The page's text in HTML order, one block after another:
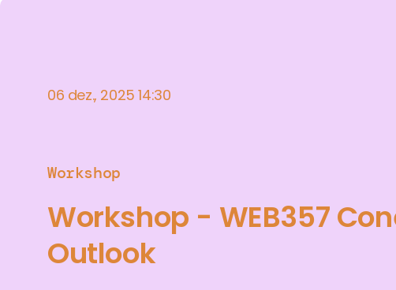
06 dez., 2025 14:30
Workshop
Workshop - WEB357
Outlook